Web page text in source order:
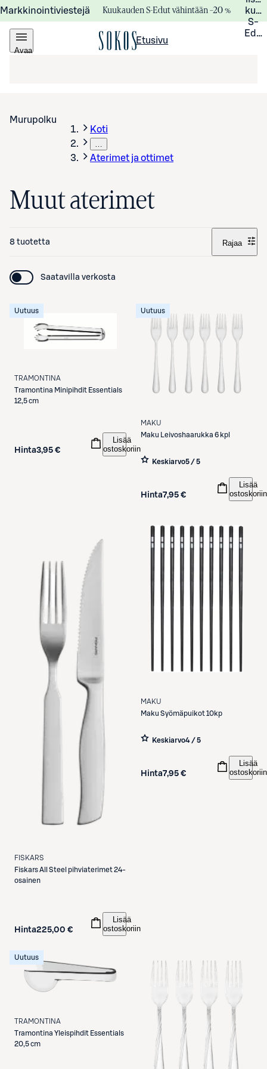
Markkinointiviestejä Kuukauden S-Edut vähintään –20 %
S-
Avaa
Etusivu
Murupolku
Koti
…
Aterimet ja ottimet
Muut aterimet
8 tuotetta Rajaa
Saatavilla verkosta
Uutuus
TRAMONTINA
Tramontina Minipihdit Essentials
12,5 cm
Hinta3,95 €
Lisää
ostoskoriin
Uutuus
MAKU
Maku
Leivoshaarukka 6 kpl
Keskiarvo5 / 5
Hinta7,95 €
Lisää
ostoskoriin
FISKARS
FiskarsAll Steel pihviaterimet 24-
osainen
Hinta225,00 €
Lisää
ostoskoriin
MAKU
Maku Syömäpuikot 10kp
Keskiarvo4 / 5
Hinta7,95 €
Lisää
ostoskoriin
Uutuus
TRAMONTINA
Tramontina Yleispihdit Essentials
20,5 cm